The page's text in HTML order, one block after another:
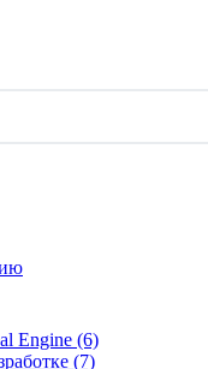
Engine (6)
(7)